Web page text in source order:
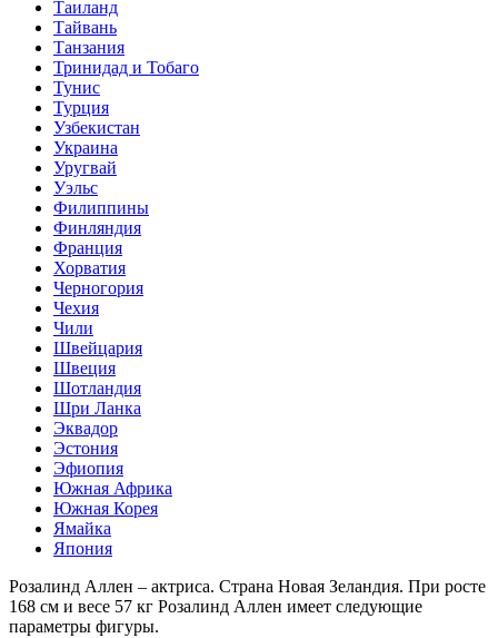
Таиланд
Тайвань
Танзания
Тринидад и Тобаго
Тунис
Турция
Узбекистан
Украина
Уругвай
Уэльс
Филиппины
Финляндия
Франция
Хорватия
Черногория
Чехия
Чили
Швейцария
Швеция
Шотландия
Шри Ланка
Эквадор
Эстония
Эфиопия
Южная Африка
Южная Корея
Ямайка
Япония
Розалинд Аллен – актриса. Страна Новая Зеландия. При росте
168 см и весе 57 кг Розалинд Аллен имеет следующие
параметры фигуры.